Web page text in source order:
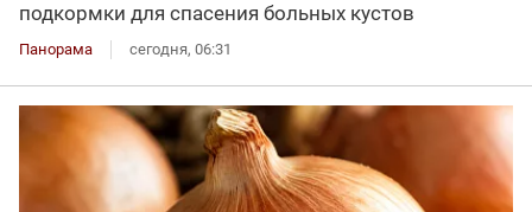
подкормки для спасения больных кустов
Панорама сегодня, 06:31